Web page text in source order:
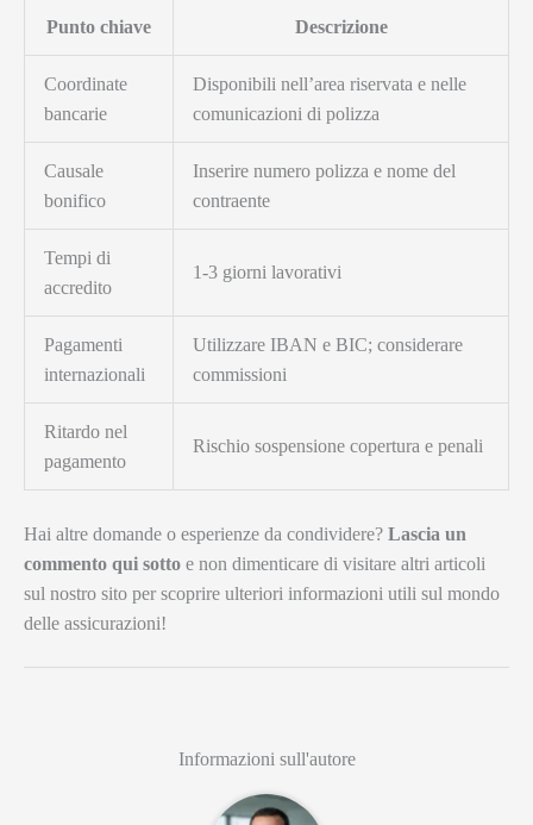
Punto chiave Descrizione
Coordinate
bancarie
Disponibili nell’area riservata e nelle
comunicazioni di polizza
Causale
bonifico
Inserire numero polizza e nome del
contraente
Tempi di
accredito
1-3 giorni lavorativi
Pagamenti
internazionali
Utilizzare IBAN e BIC; considerare
commissioni
Ritardo nel
pagamento
Rischio sospensione copertura e penali
Hai altre domande o esperienze da condividere? Lascia un
commento qui sotto e non dimenticare di visitare altri articoli
sul nostro sito per scoprire ulteriori informazioni utili sul mondo
delle assicurazioni!
Informazioni sull'autore